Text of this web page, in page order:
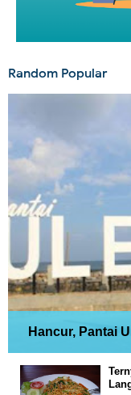
Random Popular
Hancur, Pantai